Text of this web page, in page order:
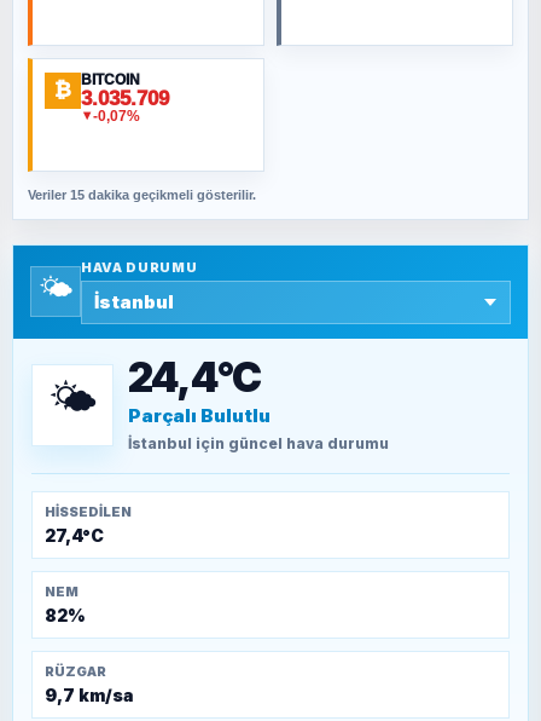
ORHAN KILIÇOĞLU
Fahişeye beyinli bir müstevli alçağına
SAVAŞ ŞAHİN
SEYFULLAH ÇİÇEK
TEOMAN ALPASLAN
Kütahya-Eskişehir Muharebeleri (10-24
₿ BITCOIN
3.035.709
▼-0,07%
Veriler 15 dakika geçikmeli gösterilir.
🌤️
HAVA DURUMU
🌤️ 24,4°C
Parçalı Bulutlu
İstanbul için güncel hava durumu
HISSEDILEN
27,4°C
NEM
82%
RÜZGAR
9,7 km/sa